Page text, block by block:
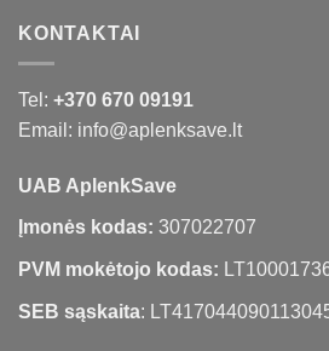
KONTAKTAI
Tel: +370 670 09191
Email: info@aplenksave.lt
UAB AplenkSave
Įmonės kodas: 307022707
PVM mokėtojo kodas:
SEB sąskaita: